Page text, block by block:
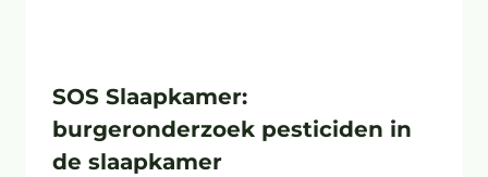
SOS Slaapkamer:
burgeronderzoek pesticiden in
de slaapkamer